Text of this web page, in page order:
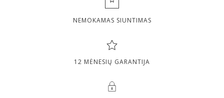
NEMOKAMAS SIUNTIMAS
12 MĖNESIŲ GARANTIJA